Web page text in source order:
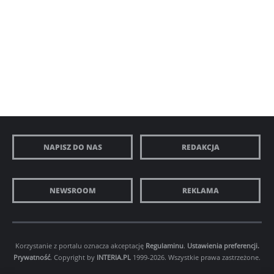
NAPISZ DO NAS REDAKCJA
NEWSROOM REKLAMA
Korzystanie z portalu oznacza akceptację Regulaminu. Ustawienia preferencji.
Prywatność. Copyright by INTERIA.PL 1999-2026. Wszystkie prawa zastrzeżone.